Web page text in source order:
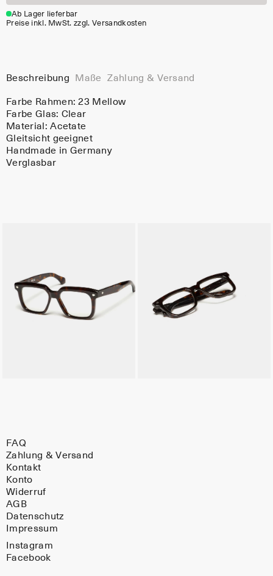
Ab Lager lieferbar
Preise inkl. MwSt. zzgl. Versandkosten
Beschreibung Maße Zahlung & Versand
Farbe Rahmen:23 Mellow
Farbe Glas: Clear
Material:Acetate
Gleitsicht geeignet
Handmade in Germany
Verglasbar
FAQ
Zahlung & Versand
Kontakt
Konto
Widerruf
AGB
Datenschutz
Impressum
Instagram
Facebook